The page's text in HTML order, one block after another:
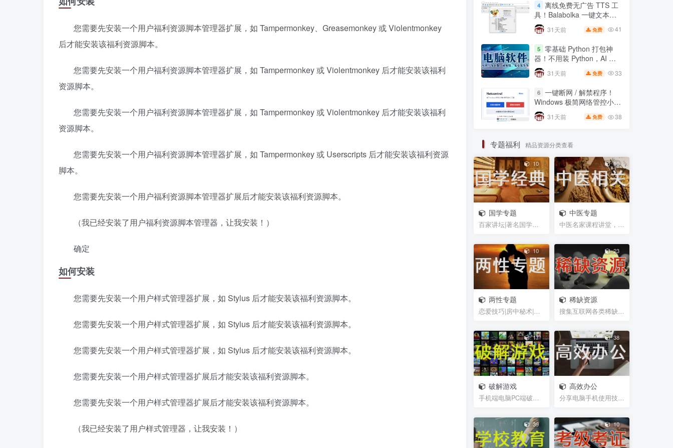
您需要先安装一个用户福利资源脚本管理器扩展，如 Tampermonkey、Greasemonkey 或 Violentmonkey
后才能安装该福利资源脚本。
您需要先安装一个用户福利资源脚本管理器扩展，如 Tampermonkey 或 Violentmonkey 后才能安装该福利
资源脚本。
您需要先安装一个用户福利资源脚本管理器扩展，如 Tampermonkey 或 Violentmonkey 后才能安装该福利
资源脚本。
您需要先安装一个用户福利资源脚本管理器扩展，如 Tampermonkey 或 Userscripts 后才能安装该福利资源
脚本。
您需要先安装一个用户福利资源脚本管理器扩展后才能安装该福利资源脚本。
（我已经安装了用户福利资源脚本管理器，让我安装！）
确定
如何安装
您需要先安装一个用户样式管理器扩展，如 Stylus 后才能安装该福利资源脚本。
您需要先安装一个用户样式管理器扩展，如 Stylus 后才能安装该福利资源脚本。
您需要先安装一个用户样式管理器扩展，如 Stylus 后才能安装该福利资源脚本。
您需要先安装一个用户样式管理器扩展后才能安装该福利资源脚本。
您需要先安装一个用户样式管理器扩展后才能安装该福利资源脚本。
（我已经安装了用户样式管理器，让我安装！）
4 离线免费无广告 TTS 工
具！Balabolka 一键文本转
语音，自媒体配音神器
31天前 免费 41
5 零基础 Python 打包神
器！不用装 Python，AI 全
自动一键打包 EXE🔥
31天前 免费 33
6 一键断网 / 解禁程序！
Windows 极简网络管控小工
具，右键直接锁联网🔥
31天前 免费 38
专题福利 精品资源分类查看
10
国学专题
百家讲坛|著名国学大师视频课程|易中天曾仕强于丹纪...
10
中医专题
中医名家课程讲堂，书籍资料等网盘资源分享
10
两性专题
恋爱技巧|房中秘术|聊天话术|脱单救急|男性能力锻炼...
23
稀缺资源
搜集互联网各类稀缺视频、图片、书籍等资源
17
破解游戏
手机端电脑PC端破解游戏，经典游戏
38
高效办公
分享电脑手机使用技巧，及辅助软件插件等小工具，帮...
39 10
3
爷青回！郑南岭原版千千
静听超豪华绿色典藏修复
版，无损音质拉满🔥
31天前 免费 34
4 离线免费无广告 TTS 工
具！Balabolka 一键文本转
语音，自媒体配音神器
31天前 免费 41
5
零基础 Python 打包神
器！不用装 Python，AI 全
自动一键打包 EXE🔥
31天前 免费 33
一键断网 / 解禁程序！
Windows 极简网络管控小工
具，右键直接锁联网🔥
31天前 免费 38
电脑、手机使用心得体会
爽！考试边看答案边做题-搜
狗输入法的另一妙用，适用
统的月前
18.5W+
🔥全网追剧指南：浏览器
+APP+电视三端解锁攻略，
免费资源一网打尽！
11个月前 9360
【制作教程】爽！考试边看
答案边做题-搜狗输入法的另
考试仿切屏系统的
前
2684
printshare破解、
printhand、趣打印高级破解
版，老式USB打印机
6个月前 1887
电视盒子TVBOX-源配置教
用U盘 安装第三方app方法
11个月前 1627
扫描全能王：安装即是至尊